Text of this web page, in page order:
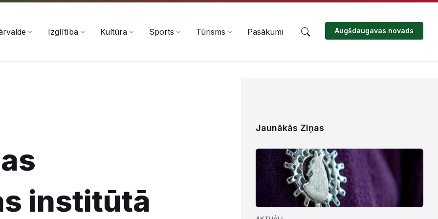
Izglītība Kultūra Sports Tūrisms Pasākumi Augšdaugavas novads
institūtā
Jaunākās Ziņas